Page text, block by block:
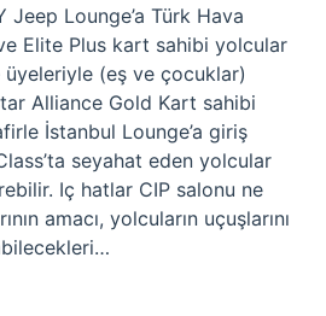
Lounge’a Türk Hava
Elite Plus kart sahibi yolcular
(eş ve çocuklar)
Alliance Gold Kart sahibi
İstanbul Lounge’a giriş
seyahat eden yolcular
Iç hatlar CIP salonu ne
amacı, yolcuların uçuşlarını